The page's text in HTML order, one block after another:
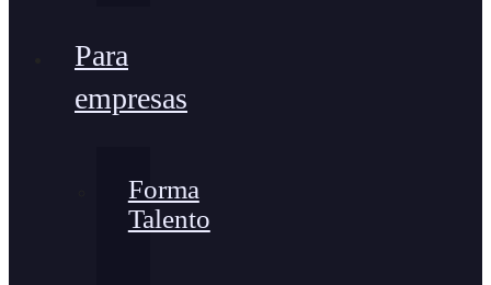
Para
empresas
Forma
Talento